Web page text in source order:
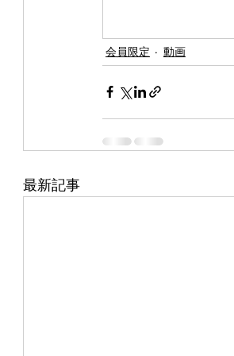
会員限定 動画
最新記事